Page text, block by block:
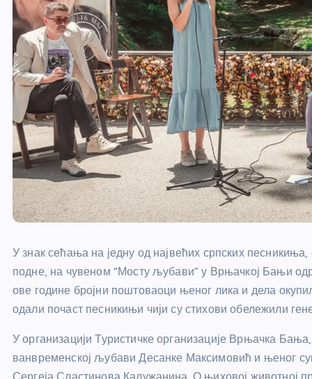
У знак сећања на једну од највећих српских
подне, на чувеном “Мосту љубави” у Врњачкој Бањи
ове године бројни поштоваоци њеног лика и дела
одали почаст песникињи чији су стихови обележили
У организацији Туристичке организације Врњачка
ванвременској љубави Десанке Максимовић и њеног